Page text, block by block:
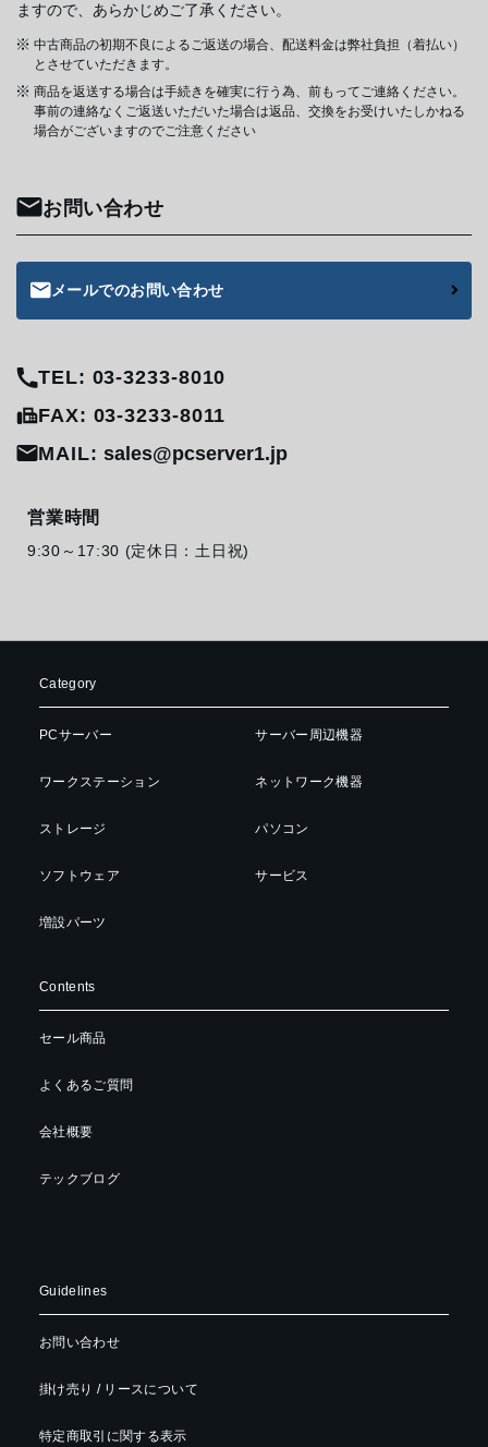
ますので、あらかじめご了承ください。
中古商品の初期不良によるご返送の場合、配送料金は弊社負担（着払い）
とさせていただきます。
商品を返送する場合は手続きを確実に行う為、前もってご連絡ください。
事前の連絡なくご返送いただいた場合は返品、交換をお受けいたしかねる
場合がございますのでご注意ください
お問い合わせ
メールでのお問い合わせ
TEL: 03-3233-8010
FAX: 03-3233-8011
MAIL:sales@pcserver1.jp
営業時間
9:30～17:30 (定休日：土日祝)
Category
PCサーバー
ワークステーション
ストレージ
ソフトウェア
増設パーツ
サーバー周辺機器
ネットワーク機器
パソコン
サービス
Contents
セール商品
よくあるご質問
会社概要
テックブログ
Guidelines
お問い合わせ
掛け売り / リースについて
特定商取引に関する表示